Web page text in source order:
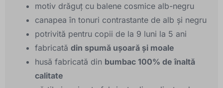
motiv drăguț cu balene cosmice alb-negru
canapea în tonuri contrastante de alb și negru
potrivită pentru copii de la 9 luni la 5 ani
fabricată din spumă ușoară și moale
husă fabricată din bumbac 100% de înaltă
calitate